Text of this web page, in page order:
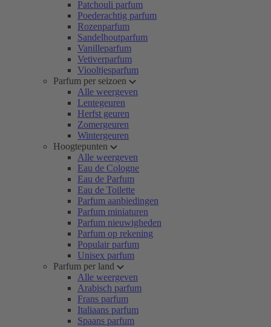
Patchouli parfum
Poederachtig parfum
Rozenparfum
Sandelhoutparfum
Vanilleparfum
Vetiverparfum
Viooltjesparfum
Parfum per seizoen
Alle weergeven
Lentegeuren
Herfst geuren
Zomergeuren
Wintergeuren
Hoogtepunten
Alle weergeven
Eau de Cologne
Eau de Parfum
Eau de Toilette
Parfum aanbiedingen
Parfum miniaturen
Parfum nieuwigheden
Parfum op rekening
Populair parfum
Unisex parfum
Parfum per land
Alle weergeven
Arabisch parfum
Frans parfum
Italiaans parfum
Spaans parfum